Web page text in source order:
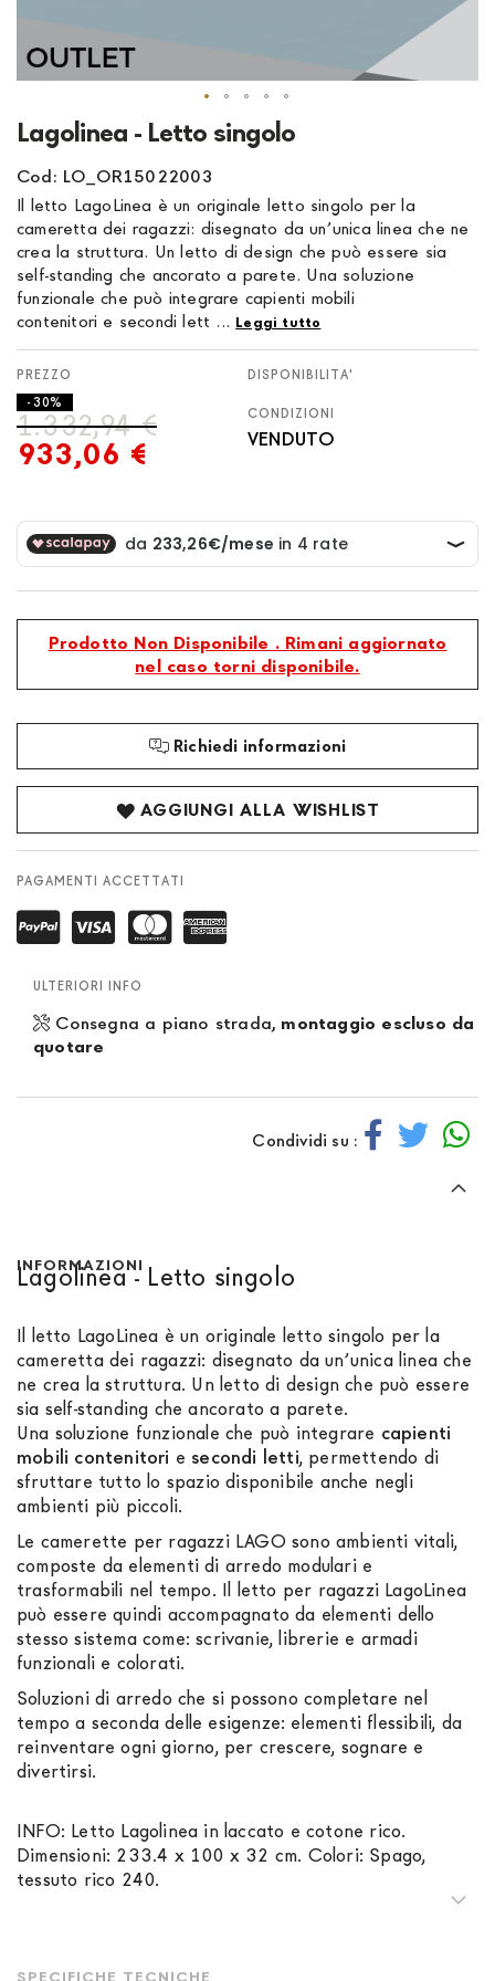
Lagolinea - Letto singolo
Cod: LO_OR15022003
Il letto LagoLinea è un originale letto singolo per la
cameretta dei ragazzi: disegnato da un’unica linea che ne
crea la struttura. Un letto di design che può essere sia
self-standing che ancorato a parete. Una soluzione
funzionale che può integrare capienti mobili
contenitori e secondi lett ... Leggi tutto
933,06 €
1.332,94 €
- 30%
DISPONIBILITA'
CONDIZIONI
VENDUTO
Prodotto Non Disponibile . Rimani aggiornato
nel caso torni disponibile.
Richiedi informazioni
AGGIUNGI ALLA WISHLIST
PAGAMENTI ACCETTATI
ULTERIORI INFO
Consegna a piano strada, montaggio escluso da
quotare
Condividi su :
Vai
all'inizio
della
galleria
di
immagini
INFORMAZIONI
Lagolinea - Letto singolo
Il letto LagoLinea è un originale letto singolo per la
cameretta dei ragazzi: disegnato da un’unica linea che
ne crea la struttura. Un letto di design che può essere
sia self-standing che ancorato a parete.
Una soluzione funzionale che può integrare capienti
mobili contenitori e secondi letti, permettendo di
sfruttare tutto lo spazio disponibile anche negli
ambienti più piccoli.
Le camerette per ragazzi LAGO sono ambienti vitali,
composte da elementi di arredo modulari e
trasformabili nel tempo. Il letto per ragazzi LagoLinea
può essere quindi accompagnato da elementi dello
stesso sistema come: scrivanie, librerie e armadi
funzionali e colorati.
Soluzioni di arredo che si possono completare nel
tempo a seconda delle esigenze: elementi flessibili, da
reinventare ogni giorno, per crescere, sognare e
divertirsi.
INFO: Letto Lagolinea in laccato e cotone rico.
Dimensioni: 233.4 x 100 x 32 cm. Colori: Spago,
tessuto rico 240.
SPECIFICHE TECNICHE